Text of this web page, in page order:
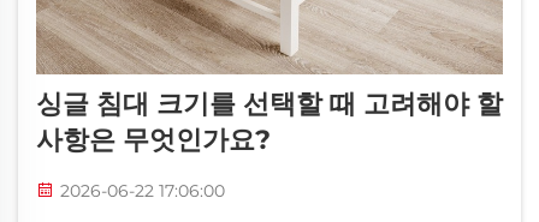
싱글 침대 크기를 선택할 때 고려해야 할
사항은 무엇인가요?
2026-06-22 17:06:00